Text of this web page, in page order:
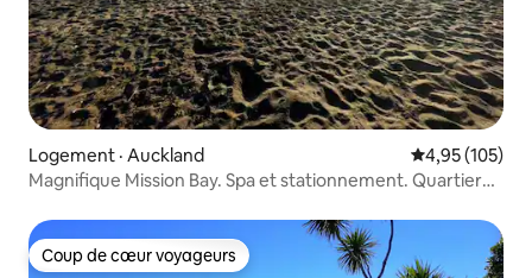
Logement · Auckland Note
4,95 (105)
Magnifique Mission Bay. Spa et stationnement. Quartier
Coup de cœur voyageurs
Coup de cœur voyageurs